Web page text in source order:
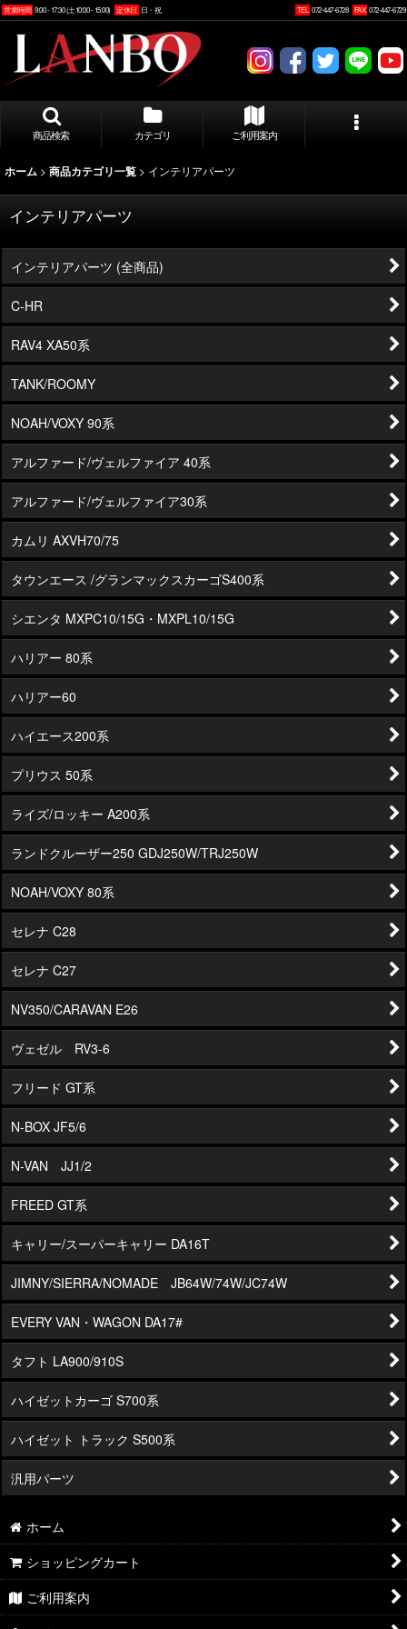
営業時間 9:00 - 17:30 (土10:00 - 15:00) 定休日 日・祝 TEL 072-447-6728 FAX 072-447-6729
商品検索 カテゴリ ご利用案内
ホーム > 商品カテゴリ一覧 > インテリアパーツ
インテリアパーツ
インテリアパーツ (全商品)
C-HR
RAV4 XA50系
TANK/ROOMY
NOAH/VOXY 90系
アルファード/ヴェルファイア 40系
アルファード/ヴェルファイア30系
カムリ AXVH70/75
タウンエース /グランマックスカーゴS400系
シエンタ MXPC10/15G・MXPL10/15G
ハリアー 80系
ハリアー60
ハイエース200系
プリウス 50系
ライズ/ロッキー A200系
ランドクルーザー250 GDJ250W/TRJ250W
NOAH/VOXY 80系
セレナ C28
セレナ C27
NV350/CARAVAN E26
ヴェゼル RV3-6
フリード GT系
N-BOX JF5/6
N-VAN JJ1/2
FREED GT系
キャリー/スーパーキャリー DA16T
JIMNY/SIERRA/NOMADE JB64W/74W/JC74W
EVERY VAN・WAGON DA17#
タフト LA900/910S
ハイゼットカーゴ S700系
ハイゼット トラック S500系
汎用パーツ
ホーム
ショッピングカート
ご利用案内